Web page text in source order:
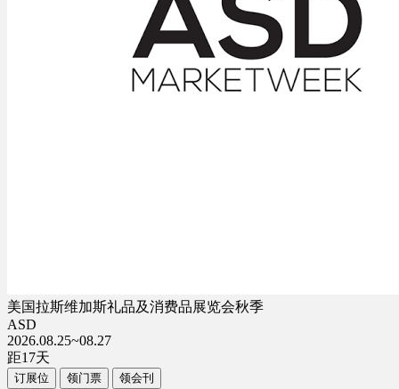
美国拉斯维加斯礼品及消费品展览会秋季
ASD
2026.08.25~08.27
距17天
订展位 领门票 领会刊